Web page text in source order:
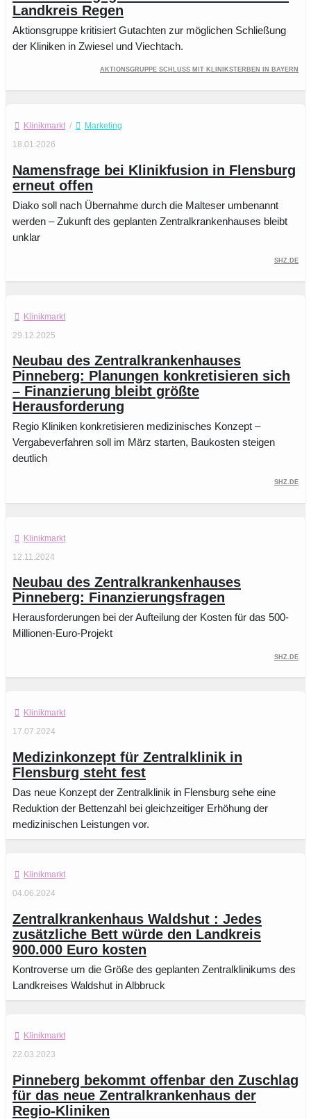
Landkreis Regen
Aktionsgruppe kritisiert Gutachten zur möglichen Schließung
der Kliniken in Zwiesel und Viechtach.
Aktionsgruppe Schluss mit Kliniksterben in Bayern
Klinikmarkt /
Marketing
18.01.2026
Namensfrage bei Klinikfusion in Flensburg
erneut offen
Diako soll nach Übernahme durch die Malteser umbenannt
werden – Zukunft des geplanten Zentralkrankenhauses bleibt
unklar
SHZ.de
Klinikmarkt
29.12.2025
Neubau des Zentralkrankenhauses
Pinneberg: Planungen konkretisieren sich
– Finanzierung bleibt größte
Herausforderung
Regio Kliniken konkretisieren medizinisches Konzept –
Vergabeverfahren soll im März starten, Baukosten steigen
deutlich
shz.de
Klinikmarkt
12.11.2024
Neubau des Zentralkrankenhauses
Pinneberg: Finanzierungsfragen
Herausforderungen bei der Aufteilung der Kosten für das 500-
Millionen-Euro-Projekt
SHZ.de
Klinikmarkt
17.07.2024
Medizinkonzept für Zentralklinik in
Flensburg steht fest
Das neue Konzept der Zentralklinik in Flensburg sehe eine
Reduktion der Bettenzahl bei gleichzeitiger Erhöhung der
medizinischen Leistungen vor.
Klinikmarkt
04.06.2024
Zentralkrankenhaus Waldshut : Jedes
zusätzliche Bett würde den Landkreis
900.000 Euro kosten
Kontroverse um die Größe des geplanten Zentralklinikums des
Landkreises Waldshut in Albbruck
Klinikmarkt
22.03.2023
Pinneberg bekommt offenbar den Zuschlag
für das neue Zentralkrankenhaus der
Regio-Kliniken